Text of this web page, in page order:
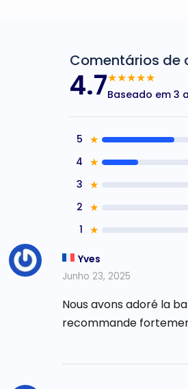
Comentários de
4.7★★★★★
Baseado em 3
5 ★
4 ★
3 ★
2 ★
1 ★
Yves
Junho 23, 2025
Nous avons adoré la
recommande